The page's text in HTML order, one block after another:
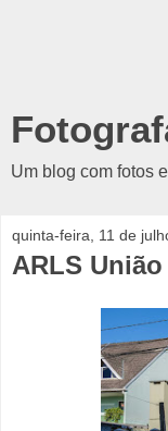
Um blog com fotos
quinta-feira, 11 de
ARLS